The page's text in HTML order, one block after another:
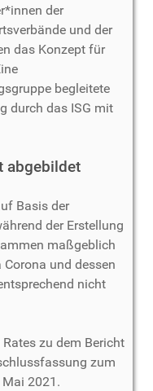
der
und der
das Konzept für
begleitete
durch das ISG mit
abgebildet
Basis der
der Erstellung
maßgeblich
und dessen
nicht
zu dem Bericht
zum
2021.